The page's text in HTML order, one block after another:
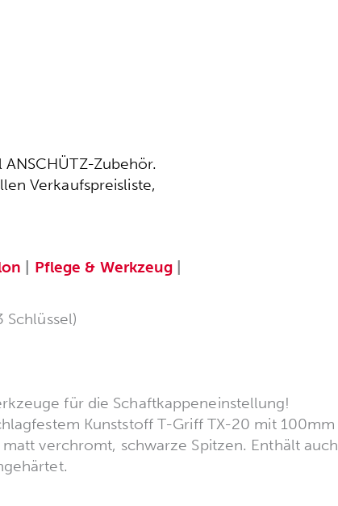
Zubehör.
Verkaufspreisliste,
Pflege & Werkzeug
Schlüssel)
für die Schaftkappeneinstellung!
Kunststoff T-Griff TX-20 mit 100mm
verchromt, schwarze Spitzen. Enthält auch